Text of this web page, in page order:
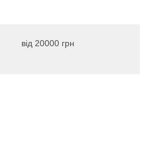
від 20000 грн